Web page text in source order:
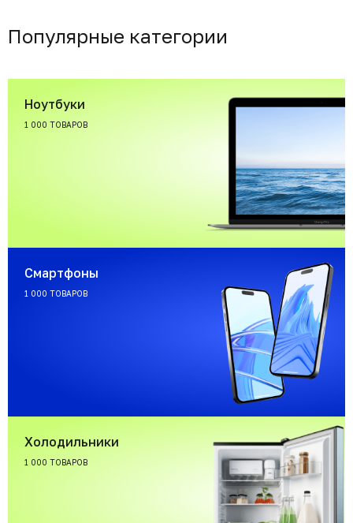
Популярные категории
Ноутбуки
1 000 ТОВАРОВ
Смартфоны
1 000 ТОВАРОВ
Холодильники
1 000 ТОВАРОВ